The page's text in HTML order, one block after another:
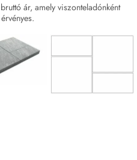
ár, amely viszonteladónként